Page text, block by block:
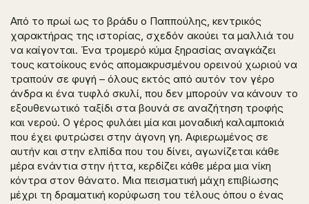
Από το πρωί ως το βράδυ ο Παππούλης, κεντρικός
χαρακτήρας της ιστορίας, σχεδόν ακούει τα μαλλιά του
να καίγονται. Ένα τρομερό κύμα ξηρασίας αναγκάζει
τους κατοίκους ενός απομακρυσμένου ορεινού χωριού να
τραπούν σε φυγή – όλους εκτός από αυτόν τον γέρο
άνδρα κι ένα τυφλό σκυλί, που δεν μπορούν να κάνουν το
εξουθενωτικό ταξίδι στα βουνά σε αναζήτηση τροφής
και νερού. Ο γέρος φυλάει μία και μοναδική καλαμποκιά
που έχει φυτρώσει στην άγονη γη. Αφιερωμένος σε
αυτήν και στην ελπίδα που του δίνει, αγωνίζεται κάθε
μέρα ενάντια στην ήττα, κερδίζει κάθε μέρα μια νίκη
κόντρα στον θάνατο. Μια πεισματική μάχη επιβίωσης
μέχρι τη δραματική κορύφωση του τέλους όπου ο ένας